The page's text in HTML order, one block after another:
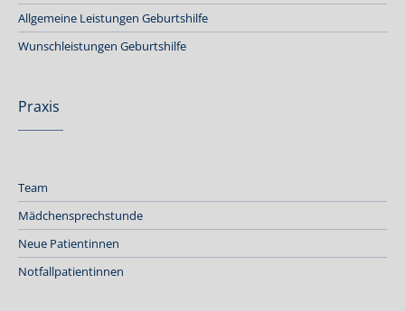
Allgemeine Leistungen Geburtshilfe
Wunschleistungen Geburtshilfe
Praxis
Team
Mädchensprechstunde
Neue Patientinnen
Notfallpatientinnen